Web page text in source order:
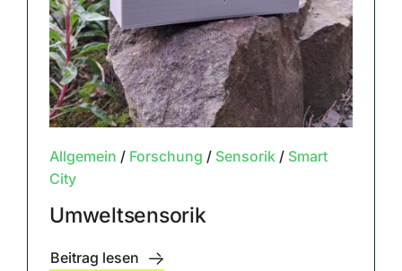
Allgemein / Forschung / Sensorik/ Smart
City
Umweltsensorik
Beitrag lesen